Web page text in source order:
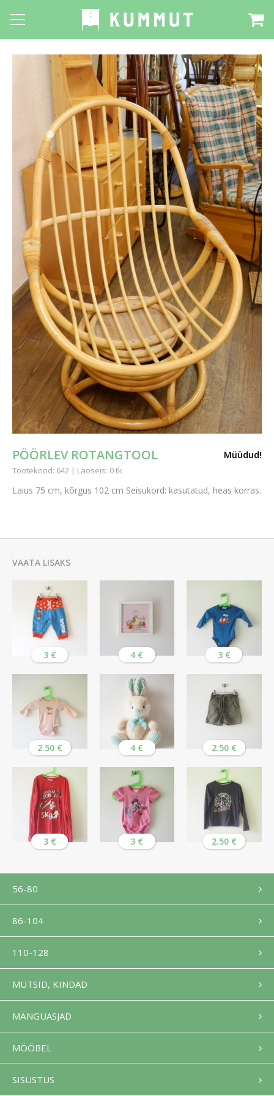
PÖÖRLEV ROTANGTOOL
Tootekood: 642 | Laoseis: 0 tk
Laius 75 cm, kõrgus 102 cm Seisukord: kasutatud, heas korras.
Müüdud!
VAATA LISAKS
3 € 4 € 3 €
2.50 € 4 € 2.50 €
3 € 3 € 2.50 €
56-80
86-104
110-128
MÜTSID, KINDAD
MÄNGUASJAD
MÖÖBEL
SISUSTUS